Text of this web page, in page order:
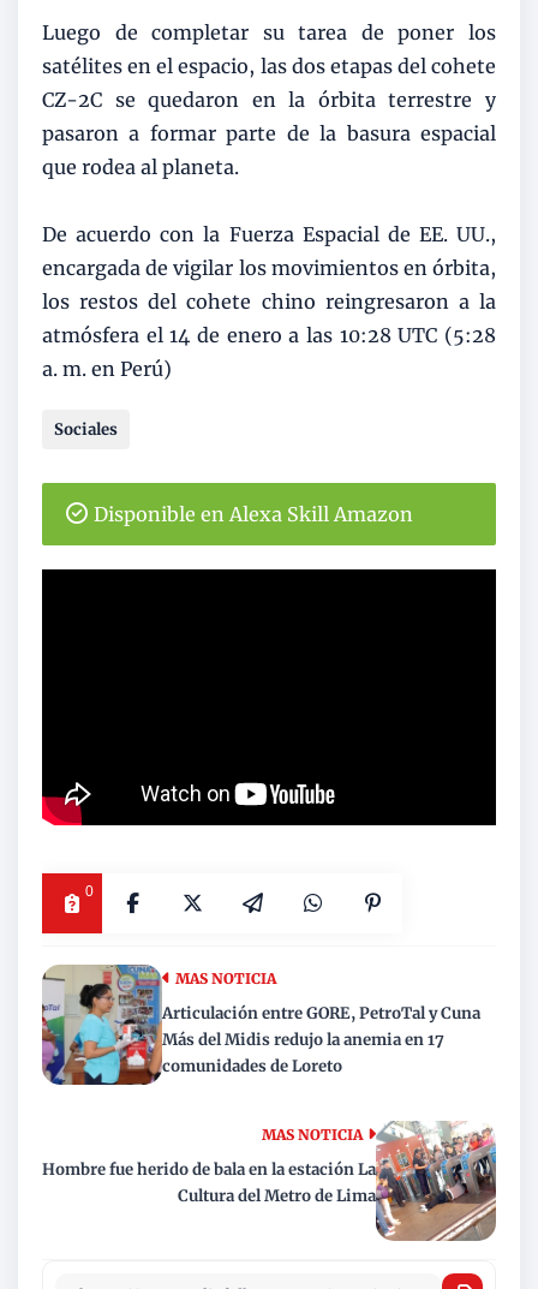
Luego de completar su tarea de poner los
satélites en el espacio, las dos etapas del cohete
CZ-2C se quedaron en la órbita terrestre y
pasaron a formar parte de la basura espacial
que rodea al planeta.
De acuerdo con la Fuerza Espacial de EE. UU.,
encargada de vigilar los movimientos en órbita,
los restos del cohete chino reingresaron a la
atmósfera el 14 de enero a las 10:28 UTC (5:28
a. m. en Perú)
Sociales
Disponible en Alexa Skill Amazon
0
MAS NOTICIA
Hombre fue herido de bala en la estación La
Cultura del Metro de Lima
MAS NOTICIA
Articulación entre GORE, PetroTal y Cuna
Más del Midis redujo la anemia en 17
comunidades de Loreto